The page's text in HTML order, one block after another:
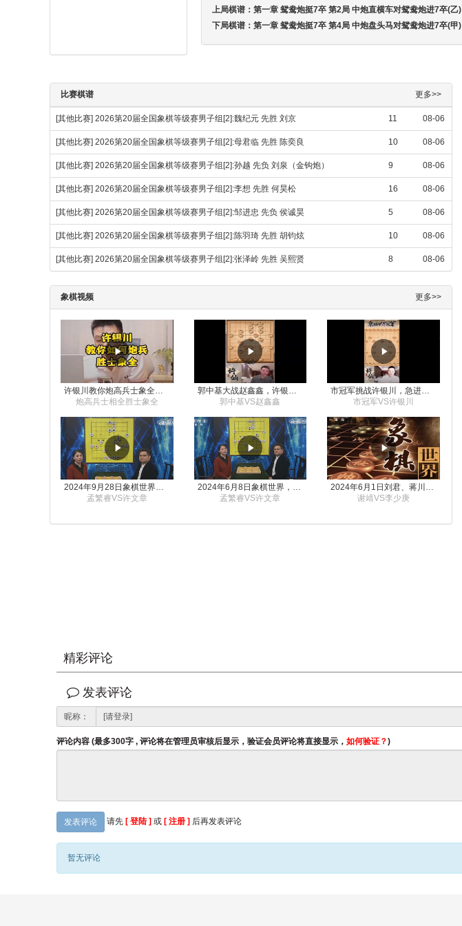
上局棋谱： 第一章 鸳鸯炮挺7卒 第2局 中炮直横车对鸳鸯炮进7卒(乙)
下局棋谱： 第一章 鸳鸯炮挺7卒 第4局 中炮盘头马对鸳鸯炮进7卒(甲)
比赛棋谱 更多>>
[其他比赛] 2026第20届全国象棋等级赛男子组[2]:魏纪元 先胜 刘京 11 08-06
[其他比赛] 2026第20届全国象棋等级赛男子组[2]:母君临 先胜 陈奕良 10 08-06
[其他比赛] 2026第20届全国象棋等级赛男子组[2]:孙越 先负 刘泉（金钩炮） 9 08-06
[其他比赛] 2026第20届全国象棋等级赛男子组[2]:李想 先胜 何昊松 16 08-06
[其他比赛] 2026第20届全国象棋等级赛男子组[2]:邹进忠 先负 侯诚昊 5 08-06
[其他比赛] 2026第20届全国象棋等级赛男子组[2]:陈羽琦 先胜 胡钧炫 10 08-06
[其他比赛] 2026第20届全国象棋等级赛男子组[2]:张泽岭 先胜 吴熙贤 8 08-06
象棋视频 更多>>
炮高兵士相全胜士象全
郭中基VS赵鑫鑫
市冠军VS许银川
2024年9月28日象棋世界栏目，刘君、蒋川讲解了第九届杨官璘杯象棋公开赛孟繁睿与许文章的对局
孟繁睿VS许文章
2024年6月8日象棋世界，刘君、蒋川讲解了第九届杨官璘杯全国象棋公开赛孟繁睿与许文章的对局
孟繁睿VS许文章
2024年6月1日刘君、蒋川讲解第三届上海杯象棋大师赛谢靖与李少庚的对局
谢靖VS李少庚
精彩评论
发表评论
昵称：
评论内容 (最多300字 , 评论将在管理员审核后显示，验证会员评论将直接显示， 如何验证？)
发表评论 请先 [ 登陆 ] 或 [ 注册 ] 后再发表评论
暂无评论